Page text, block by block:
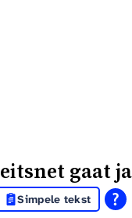
gaat
Simpele tekst